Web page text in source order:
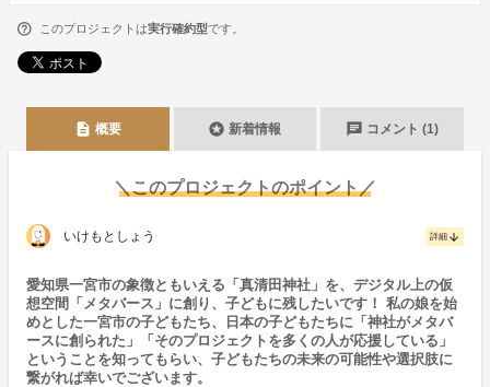
このプロジェクトは実行確約型です。
description 概要 stars 新着情報 chat コメント (1)
＼このプロジェクトのポイント／
いけもとしょう 詳細 arrow_downward
愛知県一宮市の象徴ともいえる「真清田神社」を、デジタル上の仮
想空間「メタバース」に創り、子どもに残したいです！ 私の娘を始
めとした一宮市の子どもたち、日本の子どもたちに「神社がメタバ
ースに創られた」「そのプロジェクトを多くの人が応援している」
ということを知ってもらい、子どもたちの未来の可能性や選択肢に
繋がれば幸いでございます。